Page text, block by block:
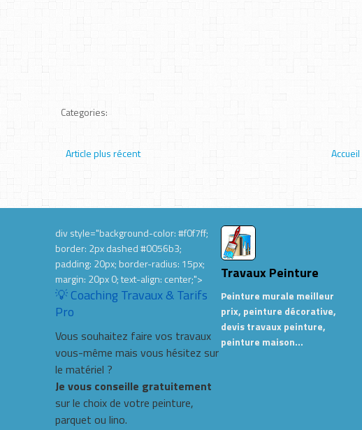
Categories:
Article plus récent Accueil
div style="background-color: #f0f7ff;
border: 2px dashed #0056b3;
padding: 20px; border-radius: 15px;
margin: 20px 0; text-align: center;">
💡 Coaching Travaux & Tarifs
Pro
Vous souhaitez faire vos travaux
vous-même mais vous hésitez sur
le matériel ?
Je vous conseille gratuitement
sur le choix de votre peinture,
parquet ou lino.
Travaux Peinture
Peinture murale meilleur
prix, peinture décorative,
devis travaux peinture,
peinture maison…